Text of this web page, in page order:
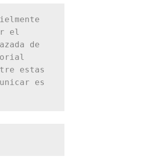
el
de
estas
es